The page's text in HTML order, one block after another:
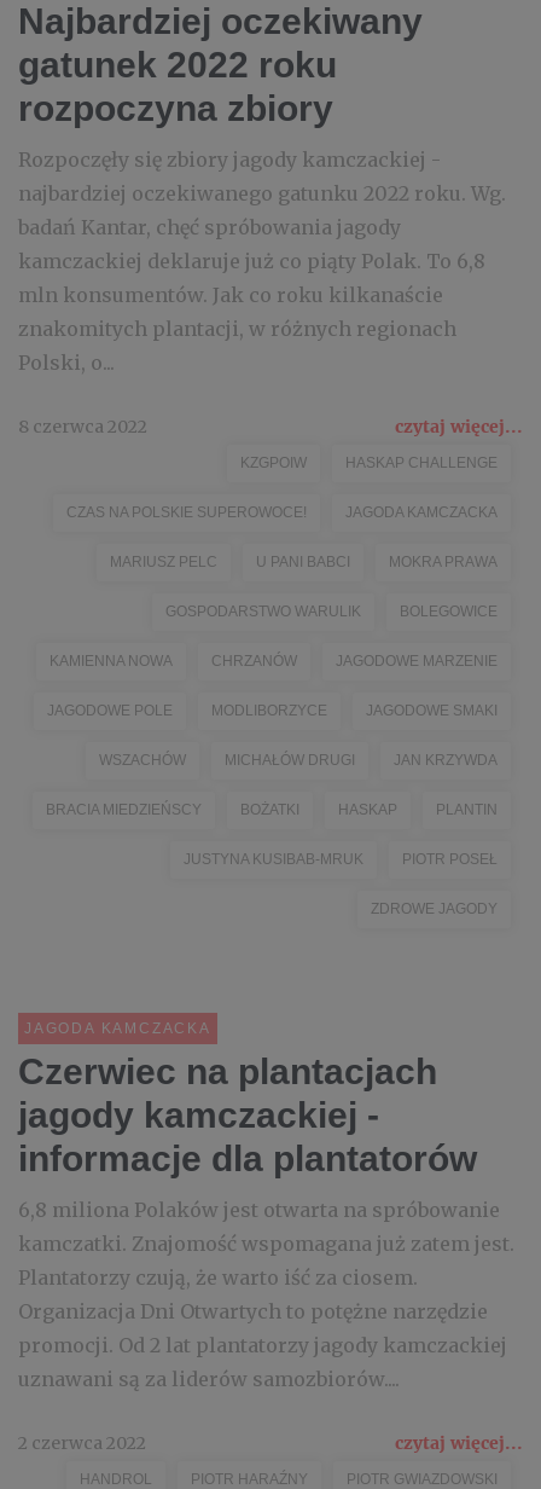
Najbardziej oczekiwany
gatunek 2022 roku
rozpoczyna zbiory
Rozpoczęły się zbiory jagody kamczackiej -
najbardziej oczekiwanego gatunku 2022 roku. Wg.
badań Kantar, chęć spróbowania jagody
kamczackiej deklaruje już co piąty Polak. To 6,8
mln konsumentów. Jak co roku kilkanaście
znakomitych plantacji, w różnych regionach
Polski, o...
8 czerwca 2022 czytaj więcej...
KZGPOIW HASKAP CHALLENGE
CZAS NA POLSKIE SUPEROWOCE! JAGODA KAMCZACKA
MARIUSZ PELC U PANI BABCI MOKRA PRAWA
GOSPODARSTWO WARULIK BOLEGOWICE
KAMIENNA NOWA CHRZANÓW JAGODOWE MARZENIE
JAGODOWE POLE MODLIBORZYCE JAGODOWE SMAKI
WSZACHÓW MICHAŁÓW DRUGI JAN KRZYWDA
BRACIA MIEDZIEŃSCY BOŻATKI HASKAP PLANTIN
JUSTYNA KUSIBAB-MRUK PIOTR POSEŁ
ZDROWE JAGODY
JAGODA KAMCZACKA
Czerwiec na plantacjach
jagody kamczackiej -
informacje dla plantatorów
6,8 miliona Polaków jest otwarta na spróbowanie
kamczatki. Znajomość wspomagana już zatem jest.
Plantatorzy czują, że warto iść za ciosem.
Organizacja Dni Otwartych to potężne narzędzie
promocji. Od 2 lat plantatorzy jagody kamczackiej
uznawani są za liderów samozbiorów....
2 czerwca 2022 czytaj więcej...
HANDROL PIOTR HARAŹNY PIOTR GWIAZDOWSKI